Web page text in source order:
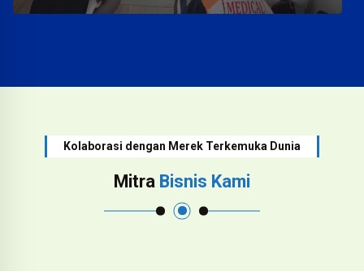
Kolaborasi dengan Merek Terkemuka Dunia
Mitra Bisnis Kami